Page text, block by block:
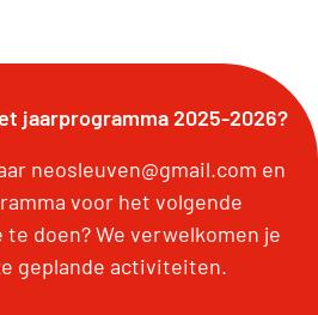
jaarprogramma 2025-2026?
neosleuven@gmail.com en
voor het volgende
doen? We verwelkomen je
geplande activiteiten.